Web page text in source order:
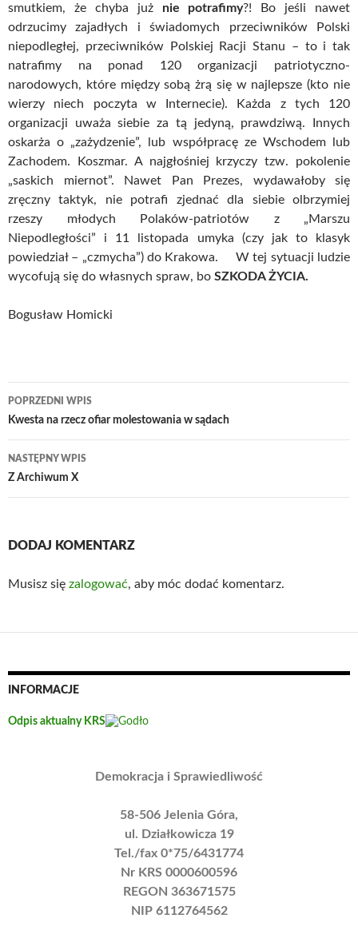
smutkiem, że chyba już nie potrafimy?! Bo jeśli nawet
odrzucimy zajadłych i świadomych przeciwników Polski
niepodległej, przeciwników Polskiej Racji Stanu – to i tak
natrafimy na ponad 120 organizacji patriotyczno-
narodowych, które między sobą żrą się w najlepsze (kto nie
wierzy niech poczyta w Internecie). Każda z tych 120
organizacji uważa siebie za tą jedyną, prawdziwą. Innych
oskarża o „zażydzenie”, lub współpracę ze Wschodem lub
Zachodem. Koszmar. A najgłośniej krzyczy tzw. pokolenie
„saskich miernot”. Nawet Pan Prezes, wydawałoby się
zręczny taktyk, nie potrafi zjednać dla siebie olbrzymiej
rzeszy młodych Polaków-patriotów z „Marszu
Niepodległości” i 11 listopada umyka (czy jak to klasyk
powiedział – „czmycha”) do Krakowa. W tej sytuacji ludzie
wycofują się do własnych spraw, bo SZKODA ŻYCIA.
Bogusław Homicki
Nawigacja
wpisu
POPRZEDNI WPIS
Kwesta na rzecz ofiar molestowania w sądach
NASTĘPNY WPIS
Z Archiwum X
DODAJ KOMENTARZ
Musisz się zalogować, aby móc dodać komentarz.
INFORMACJE
Odpis aktualny KRS
Demokracja i Sprawiedliwość
58-506 Jelenia Góra,
ul. Działkowicza 19
Tel./fax 0*75/6431774
Nr KRS 0000600596
REGON 363671575
NIP 6112764562